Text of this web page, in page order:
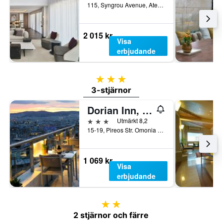
115, Syngrou Avenue, Aten, Grekland
2 015 kr
Visa
erbjudande
3 stjärnor
3-stjärnor
Dorian Inn, Sure Hotel Collection by Best Western
3 stjärnorUtmärkt 8,2
15-19, Pireos Str. Omonia Sq, Aten, Grekland
1 069 kr
Visa
erbjudande
2 stjärnor
2 stjärnor och färre